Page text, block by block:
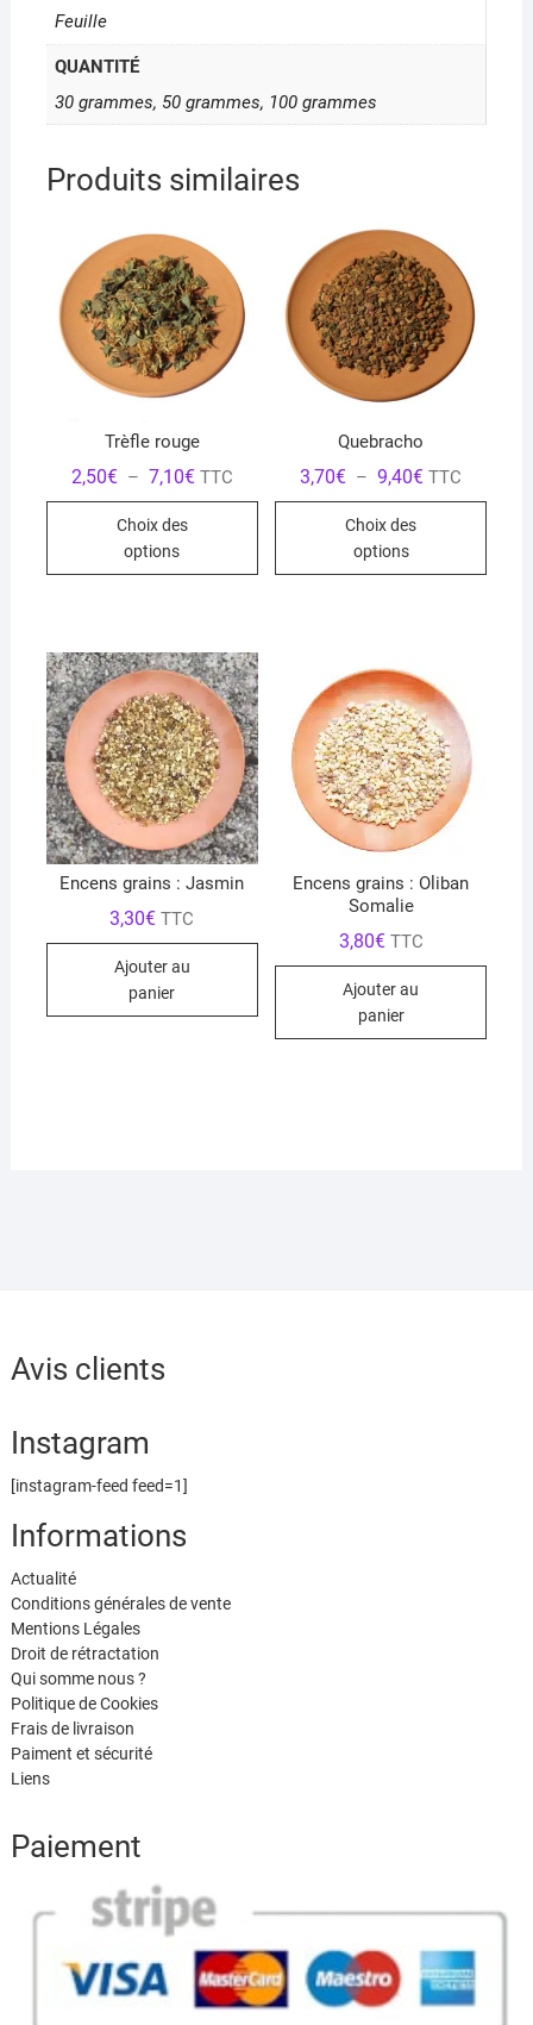
Feuille
QUANTITÉ
30 grammes, 50 grammes, 100 grammes
Produits similaires
Trèfle rouge
2,50€ – 7,10€Plage
TTC
Choix des
options
Ce
Les
options
peuvent
être
choisies
sur
la
page
Quebracho
3,70€ – 9,40€Plage
TTC
Choix des
options
Ce
Encens grains : Jasmin
3,30€ TTC
Ajouter au
panier
Encens grains : Oliban
Somalie
3,80€ TTC
Ajouter au
panier
Avis clients
Instagram
[instagram-feed feed=1]
Informations
Actualité
Conditions générales de vente
Mentions Légales
Droit de rétractation
Qui somme nous ?
Politique de Cookies
Frais de livraison
Paiment et sécurité
Liens
Paiement